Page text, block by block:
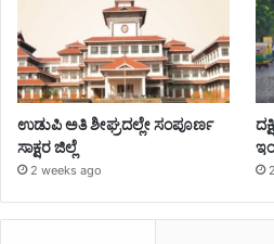
ಉಡುಪಿ ಅತಿ ಶೀಘ್ರದಲ್ಲೇ ಸಂಪೂರ್ಣ
ಸಾಕ್ಷರ ಜಿಲ್ಲೆ
2 weeks ago